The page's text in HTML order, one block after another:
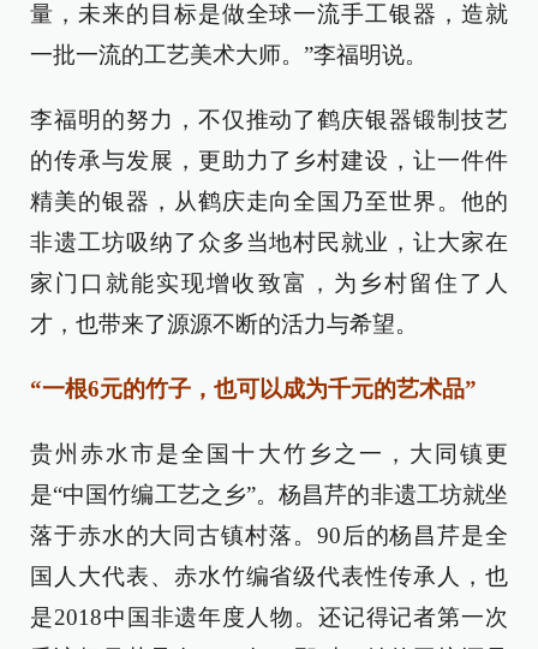
量，未来的目标是做全球一流手工银器，造就
一批一流的工艺美术大师。”李福明说。
李福明的努力，不仅推动了鹤庆银器锻制技艺
的传承与发展，更助力了乡村建设，让一件件
精美的银器，从鹤庆走向全国乃至世界。他的
非遗工坊吸纳了众多当地村民就业，让大家在
家门口就能实现增收致富，为乡村留住了人
才，也带来了源源不断的活力与希望。
“一根6元的竹子，也可以成为千元的艺术品”
贵州赤水市是全国十大竹乡之一，大同镇更
是“中国竹编工艺之乡”。杨昌芹的非遗工坊就坐
落于赤水的大同古镇村落。90后的杨昌芹是全
国人大代表、赤水竹编省级代表性传承人，也
是2018中国非遗年度人物。还记得记者第一次